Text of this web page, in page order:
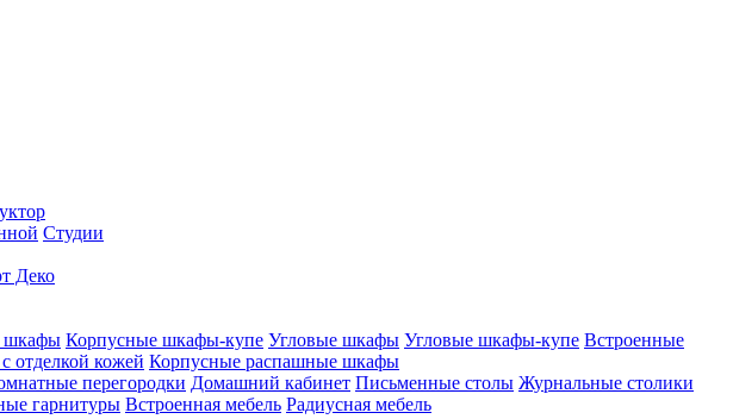
Студии
Деко
шкафы Корпусные шкафы-купе Угловые шкафы Угловые шкафы-купе Встроенные
отделкой кожей Корпусные распашные шкафы
перегородки Домашний кабинет Письменные столы Журнальные столики
гарнитуры Встроенная мебель Радиусная мебель